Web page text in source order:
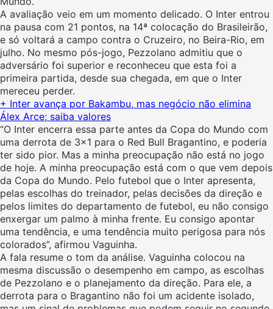
A avaliação veio em um momento delicado. O Inter entrou
na pausa com 21 pontos, na 14ª colocação do Brasileirão,
e só voltará a campo contra o Cruzeiro, no Beira-Rio, em
julho. No mesmo pós-jogo, Pezzolano admitiu que o
adversário foi superior e reconheceu que esta foi a
primeira partida, desde sua chegada, em que o Inter
mereceu perder.
+ Inter avança por Bakambu, mas negócio não elimina
Álex Arce; saiba valores
“O Inter encerra essa parte antes da Copa do Mundo com
uma derrota de 3×1 para o Red Bull Bragantino, e poderia
ter sido pior. Mas a minha preocupação não está no jogo
de hoje. A minha preocupação está com o que vem depois
da Copa do Mundo. Pelo futebol que o Inter apresenta,
pelas escolhas do treinador, pelas decisões da direção e
pelos limites do departamento de futebol, eu não consigo
enxergar um palmo à minha frente. Eu consigo apontar
uma tendência, e uma tendência muito perigosa para nós
colorados”, afirmou Vaguinha.
A fala resume o tom da análise. Vaguinha colocou na
mesma discussão o desempenho em campo, as escolhas
de Pezzolano e o planejamento da direção. Para ele, a
derrota para o Bragantino não foi um acidente isolado,